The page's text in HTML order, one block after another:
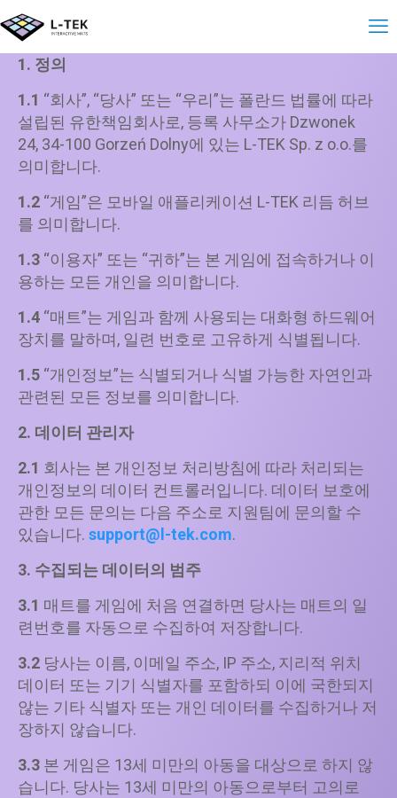
엘텍 리듬 허브의 개
1. 정의
1.1 “회사”, “당사” 또는 “우리”는 폴란드 법률에 따라
설립된 유한책임회사로, 등록 사무소가 Dzwonek
24, 34-100 Gorzeń Dolny에 있는 L-TEK Sp. z o.o.를
의미합니다.
1.2 “게임”은 모바일 애플리케이션 L-TEK 리듬 허브
를 의미합니다.
1.3 “이용자” 또는 “귀하”는 본 게임에 접속하거나 이
용하는 모든 개인을 의미합니다.
1.4 “매트”는 게임과 함께 사용되는 대화형 하드웨어
장치를 말하며, 일련 번호로 고유하게 식별됩니다.
1.5 “개인정보”는 식별되거나 식별 가능한 자연인과
관련된 모든 정보를 의미합니다.
2. 데이터 관리자
2.1 회사는 본 개인정보 처리방침에 따라 처리되는
개인정보의 데이터 컨트롤러입니다. 데이터 보호에
관한 모든 문의는 다음 주소로 지원팀에 문의할 수
있습니다.support@l-tek.com.
3. 수집되는 데이터의 범주
3.1 매트를 게임에 처음 연결하면 당사는 매트의 일
련번호를 자동으로 수집하여 저장합니다.
3.2 당사는 이름, 이메일 주소, IP 주소, 지리적 위치
데이터 또는 기기 식별자를 포함하되 이에 국한되지
않는 기타 식별자 또는 개인 데이터를 수집하거나 저
장하지 않습니다.
3.3 본 게임은 13세 미만의 아동을 대상으로 하지 않
습니다. 당사는 13세 미만의 아동으로부터 고의로